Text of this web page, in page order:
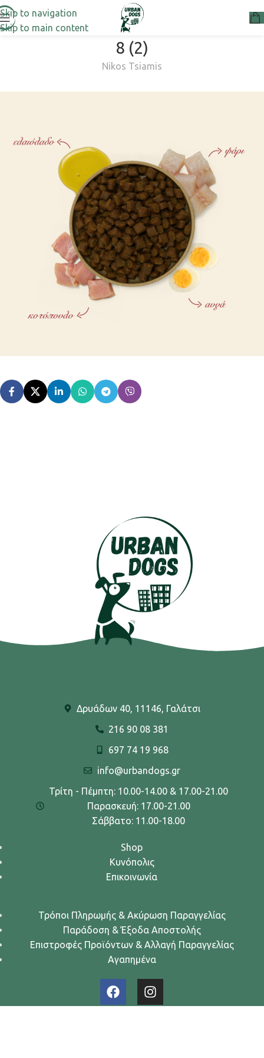
Skip to navigation
Skip to main content
8 (2)
Nikos Tsiamis
Δρυάδων 40, 11146, Γαλάτσι
216 90 08 381
697 74 19 968
info@urbandogs.gr
Τρίτη - Πέμπτη: 10.00-14.00 & 17.00-21.00
Παρασκευή: 17.00-21.00
Σάββατο: 11.00-18.00
Shop
Κυνόπολις
Επικοινωνία
Τρόποι Πληρωμής & Ακύρωση Παραγγελίας
Παράδοση & Έξοδα Αποστολής
Επιστροφές Προϊόντων & Αλλαγή Παραγγελίας
Αγαπημένα